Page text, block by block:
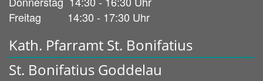
Freitag 14:30 - 17:30 Uhr
Kath. Pfarramt St. Bonifatius
St. Bonifatius Goddelau